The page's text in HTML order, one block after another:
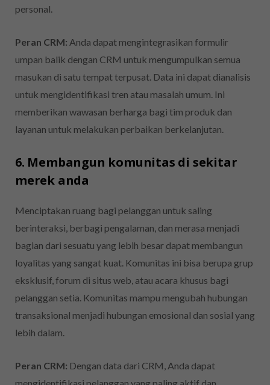
personal.
Peran CRM: Anda dapat mengintegrasikan formulir
umpan balik dengan CRM untuk mengumpulkan semua
masukan di satu tempat terpusat. Data ini dapat dianalisis
untuk mengidentifikasi tren atau masalah umum. Ini
memberikan wawasan berharga bagi tim produk dan
layanan untuk melakukan perbaikan berkelanjutan.
6. Membangun komunitas di sekitar
merek anda
Menciptakan ruang bagi pelanggan untuk saling
berinteraksi, berbagi pengalaman, dan merasa menjadi
bagian dari sesuatu yang lebih besar dapat membangun
loyalitas yang sangat kuat. Komunitas ini bisa berupa grup
eksklusif, forum di situs web, atau acara khusus bagi
pelanggan setia. Komunitas mampu mengubah hubungan
transaksional menjadi hubungan emosional dan sosial yang
lebih dalam.
Peran CRM: Dengan data dari CRM, Anda dapat